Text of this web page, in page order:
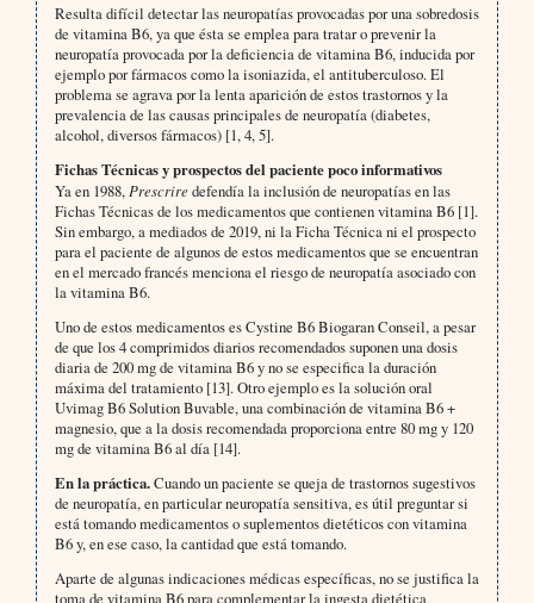
Resulta difícil detectar las neuropatías provocadas por una sobredosis
de vitamina B6, ya que ésta se emplea para tratar o prevenir la
neuropatía provocada por la deficiencia de vitamina B6, inducida por
ejemplo por fármacos como la isoniazida, el antituberculoso. El
problema se agrava por la lenta aparición de estos trastornos y la
prevalencia de las causas principales de neuropatía (diabetes,
alcohol, diversos fármacos) [1, 4, 5].
Fichas Técnicas y prospectos del paciente poco informativos
Ya en 1988, Prescriredefendía la inclusión de neuropatías en las
Fichas Técnicas de los medicamentos que contienen vitamina B6 [1].
Sin embargo, a mediados de 2019, ni la Ficha Técnica ni el prospecto
para el paciente de algunos de estos medicamentos que se encuentran
en el mercado francés menciona el riesgo de neuropatía asociado con
la vitamina B6.
Uno de estos medicamentos es Cystine B6 Biogaran Conseil, a pesar
de que los 4 comprimidos diarios recomendados suponen una dosis
diaria de 200 mg de vitamina B6 y no se especifica la duración
máxima del tratamiento [13]. Otro ejemplo es la solución oral
Uvimag B6 Solution Buvable, una combinación de vitamina B6 +
magnesio, que a la dosis recomendada proporciona entre 80 mg y 120
mg de vitamina B6 al día [14].
En la práctica.Cuando un paciente se queja de trastornos sugestivos
de neuropatía, en particular neuropatía sensitiva, es útil preguntar si
está tomando medicamentos o suplementos dietéticos con vitamina
B6 y, en ese caso, la cantidad que está tomando.
Aparte de algunas indicaciones médicas específicas, no se justifica la
toma de vitamina B6 para complementar la ingesta dietética,